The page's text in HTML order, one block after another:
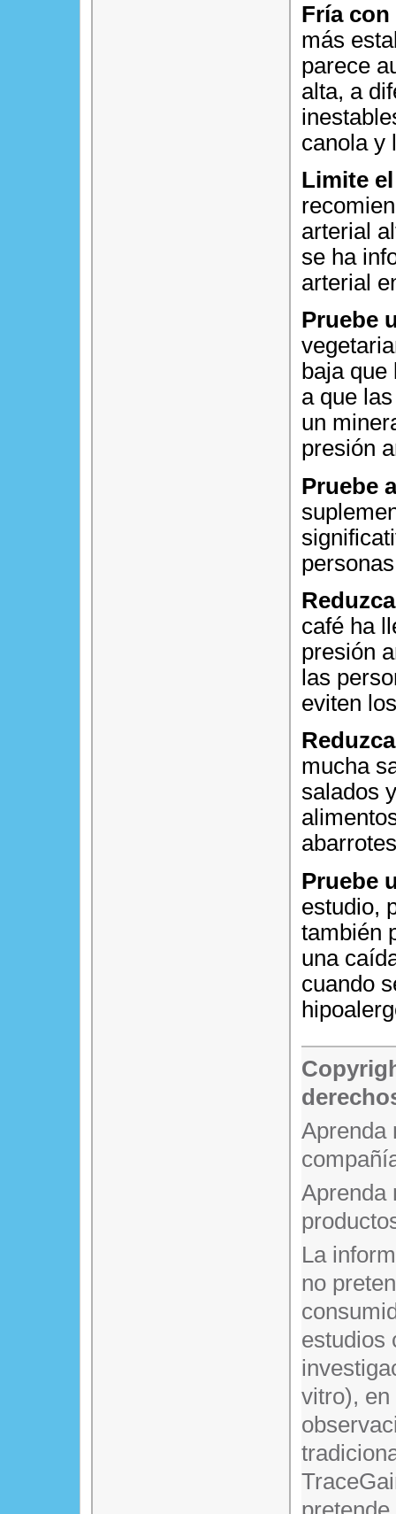
Fría
más
parece
alta, a
canola y
Limite
arterial
se ha
arterial
Pruebe
baja
a que
un
presión
Pruebe
café ha
presión
las
eviten
mucha
salados
Pruebe
estudio,
también
una
cuando
Aprenda
Aprenda
La
no
estudios
vitro), en